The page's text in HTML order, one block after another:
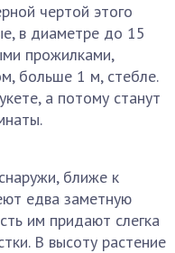
чертой этого
в диаметре до 15
прожилками,
больше 1 м, стебле.
а потому станут
ближе к
едва заметную
им придают слегка
В высоту растение